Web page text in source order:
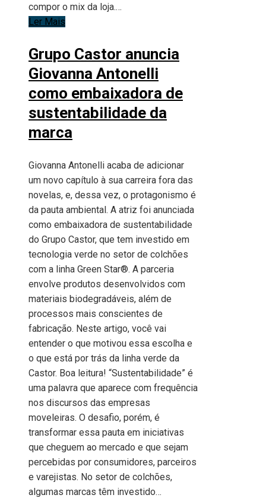
compor o mix da loja.…
Ler Mais
Grupo Castor anuncia
Giovanna Antonelli
como embaixadora de
sustentabilidade da
marca
Giovanna Antonelli acaba de adicionar
um novo capítulo à sua carreira fora das
novelas, e, dessa vez, o protagonismo é
da pauta ambiental. A atriz foi anunciada
como embaixadora de sustentabilidade
do Grupo Castor, que tem investido em
tecnologia verde no setor de colchões
com a linha Green Star®. A parceria
envolve produtos desenvolvidos com
materiais biodegradáveis, além de
processos mais conscientes de
fabricação. Neste artigo, você vai
entender o que motivou essa escolha e
o que está por trás da linha verde da
Castor. Boa leitura! “Sustentabilidade” é
uma palavra que aparece com frequência
nos discursos das empresas
moveleiras. O desafio, porém, é
transformar essa pauta em iniciativas
que cheguem ao mercado e que sejam
percebidas por consumidores, parceiros
e varejistas. No setor de colchões,
algumas marcas têm investido…